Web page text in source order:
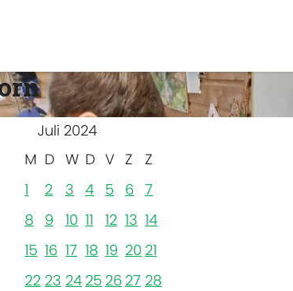
Juli 2024
M D W D V Z
Z
1
2 3 4 5 6 7
8 9 10 11 12 13 14
15 16 17 18 19 20 21
22 23 24 25 26 27 28